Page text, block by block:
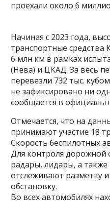
Начиная с 2023 года,
транспортные
6 млн км в рамках
(Нева) и ЦКАД. За весь
перевезли 732 тыс.
не зафиксировано ни
сообщается в
Отмечается, что на
принимают участие 18
Скорость беспилотных
Для контроля дорожной
радары, лидары, а
отслеживают разметку
обстановку.
Во всех автомобилях